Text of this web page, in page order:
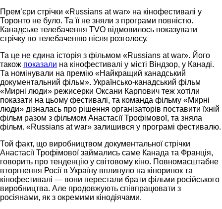
Прем’єри стрічки «Russians at war» на кінофестивалі у
Торонто не було. Та її не зняли з програми повністю.
Канадське телебачення TVO відмовилось показувати
стрічку по телебаченню після розголосу.
Та це не єдина історія з фільмом «Russians at war». Його
також показали на кінофестивалі у місті Віндзор, у Канаді.
Та номінували на премію «Найкращий канадський
документальний фільм». Українсько-канадський фільм
«Мирні люди» режисерки Оксани Карпович теж хотіли
показати на цьому фестивалі, та команда фільму «Мирні
люди» дізналась про рішення організаторів поставити їхній
фільм разом з фільмом Анастасії Трофімової, та зняла
фільм. «Russians at war» залишився у програмі фестивалю.
Той факт, що виробництвом документальної стрічки
Анастасії Трофімової займались саме Канада та Франція,
говорить про тенденцію у світовому кіно. Повномасштабне
вторгнення Росії в Україну вплинуло на кіноринок та
кінофестивалі — вони перестали брати фільми російського
виробництва. Але продовжують співпрацювати з
росіянами, як з окремими кінодіячами.